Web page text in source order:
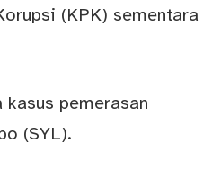
(KPK) sementara
pemerasan
(SYL).